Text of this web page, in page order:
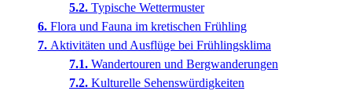
Typische Wettermuster
Flora und Fauna im kretischen Frühling
Aktivitäten und Ausflüge bei Frühlingsklima
Wandertouren und Bergwanderungen
Kulturelle Sehenswürdigkeiten